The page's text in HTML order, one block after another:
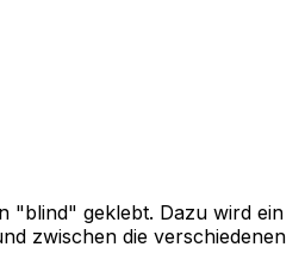
"blind" geklebt. Dazu wird ein
zwischen die verschiedenen